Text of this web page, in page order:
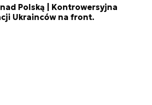
Polską | Kontrowersyjna
Ukrainców na front.